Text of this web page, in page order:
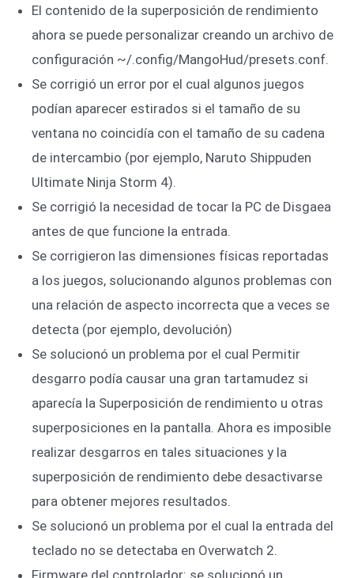
El contenido de la superposición de rendimiento
ahora se puede personalizar creando un archivo de
configuración ~/.config/MangoHud/presets.conf.
Se corrigió un error por el cual algunos juegos
podían aparecer estirados si el tamaño de su
ventana no coincidía con el tamaño de su cadena
de intercambio (por ejemplo, Naruto Shippuden
Ultimate Ninja Storm 4).
Se corrigió la necesidad de tocar la PC de Disgaea
antes de que funcione la entrada.
Se corrigieron las dimensiones físicas reportadas
a los juegos, solucionando algunos problemas con
una relación de aspecto incorrecta que a veces se
detecta (por ejemplo, devolución)
Se solucionó un problema por el cual Permitir
desgarro podía causar una gran tartamudez si
aparecía la Superposición de rendimiento u otras
superposiciones en la pantalla. Ahora es imposible
realizar desgarros en tales situaciones y la
superposición de rendimiento debe desactivarse
para obtener mejores resultados.
Se solucionó un problema por el cual la entrada del
teclado no se detectaba en Overwatch 2.
Firmware del controlador: se solucionó un